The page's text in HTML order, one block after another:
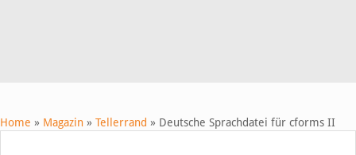
Home » Magazin » Tellerrand » Deutsche Sprachdatei für cforms II